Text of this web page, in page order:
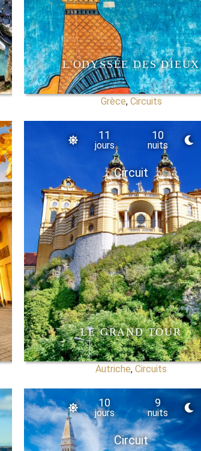
L'ODYSSÉE DES DIEUX
Grèce, Circuits
Circuit
11
jours
10
nuits
LE GRAND TOUR
Autriche,Circuits
Circuit
10
jours
9
nuits